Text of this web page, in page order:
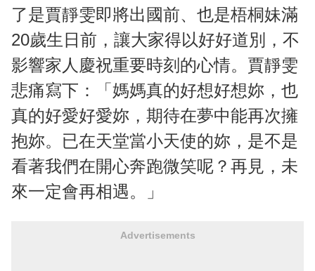
了是賈靜雯即將出國前、也是梧桐妹滿
20歲生日前，讓大家得以好好道別，不
影響家人慶祝重要時刻的心情。賈靜雯
悲痛寫下：「媽媽真的好想好想妳，也
真的好愛好愛妳，期待在夢中能再次擁
抱妳。已在天堂當小天使的妳，是不是
看著我們在開心奔跑微笑呢？再見，未
來一定會再相遇。」
Advertisements